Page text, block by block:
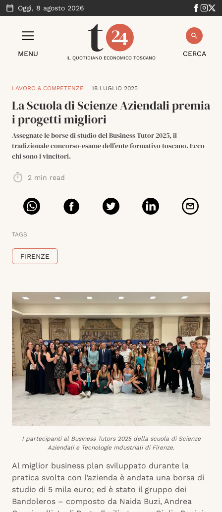
Oggi, 8 agosto 2026
MENU CERCA
IL QUOTIDIANO ECONOMICO TOSCANO
LAVORO & COMPETENZE 18 LUGLIO 2025
La Scuola di Scienze Aziendali premia
i progetti migliori
Assegnate le borse di studio del Business Tutor 2025, il
tradizionale concorso-esame dell’ente formativo toscano. Ecco
chi sono i vincitori.
2 min read
TAGS
FIRENZE
I partecipanti al Business Tutors 2025 della scuola di Scienze
Aziendali e Tecnologie Industriali di Firenze.
Al miglior business plan sviluppato durante la
pratica svolta con l’azienda è andata una borsa di
studio di 5 mila euro; ed è stato il gruppo dei
Bandoleros – composto da Naida Buzi, Andrea